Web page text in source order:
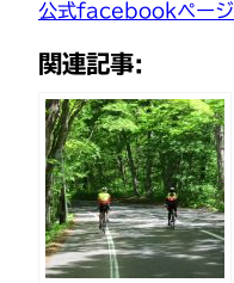
公式facebookページ
関連記事: